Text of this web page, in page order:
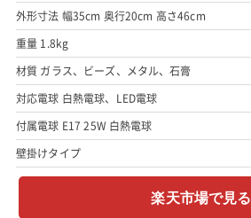
外形寸法 幅35cm 奥行20cm 高さ46cm
重量 1.8kg
材質 ガラス、ビーズ、メタル、石膏
対応電球 白熱電球、LED電球
付属電球 E17 25W 白熱電球
壁掛けタイプ
楽天市場で見る